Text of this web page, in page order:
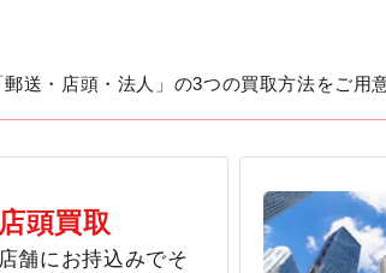
送・店頭・法人」の3つの買取方法をご用
頭買取
舗にお持込みでそ